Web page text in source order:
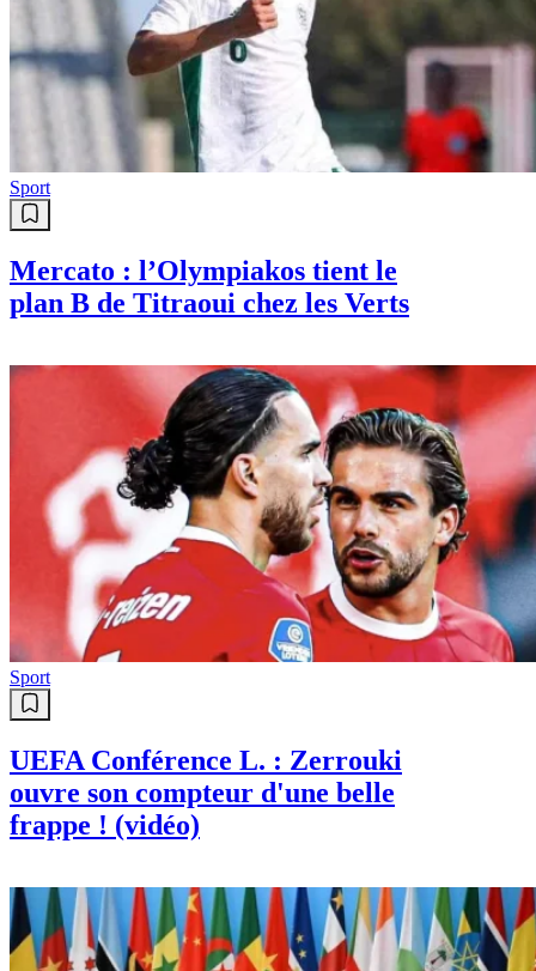
Sport
Mercato : l’Olympiakos tient le
plan B de Titraoui chez les Verts
Sport
UEFA Conférence L. : Zerrouki
ouvre son compteur d'une belle
frappe ! (vidéo)